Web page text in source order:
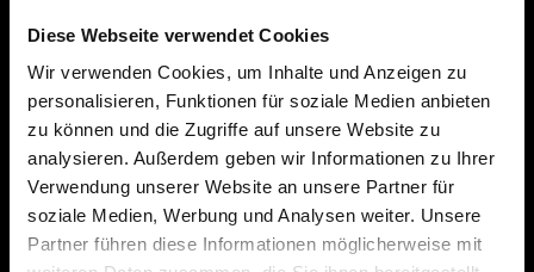
Diese Webseite verwendet Cookies
Wir verwenden Cookies, um Inhalte und Anzeigen zu
personalisieren, Funktionen für soziale Medien anbieten
zu können und die Zugriffe auf unsere Website zu
analysieren. Außerdem geben wir Informationen zu Ihrer
Verwendung unserer Website an unsere Partner für
soziale Medien, Werbung und Analysen weiter. Unsere
Partner führen diese Informationen möglicherweise mit
Kostenübernahme
eGymWellpass/Hansefit und Corporate Benefits
Und, und, und…